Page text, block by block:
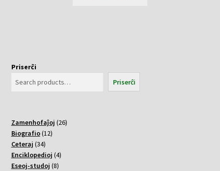
Priserĉi
Priserĉi
Zamenhofaĵoj 2626
Biografio 1212
Ceteraj 3434
varoj
Enciklopedioj 44
Eseoj-studoj 88